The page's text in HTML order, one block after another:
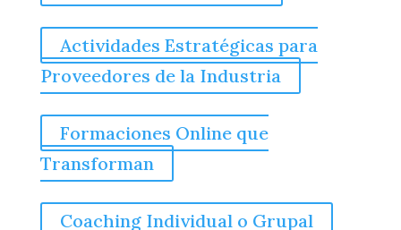
Actividades Estratégicas para
Proveedores de la Industria
Formaciones Online que
Transforman
Coaching Individual o Grupal